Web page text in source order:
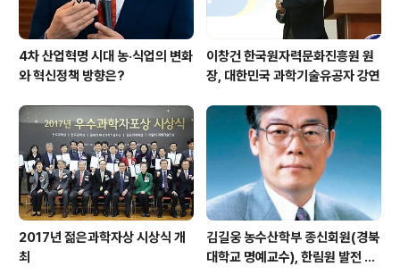
4차 산업혁명 시대 농·식업의 변화
와 혁신정책 방향은?
이창건 한국원자력문화진흥원 원
장, 대한민국 과학기술유공자 강연
2017년 젊은과학자상 시상식 개
최
김길웅 농수산학부 종신회원(경북
대학교 명예교수), 한림원 발전 위